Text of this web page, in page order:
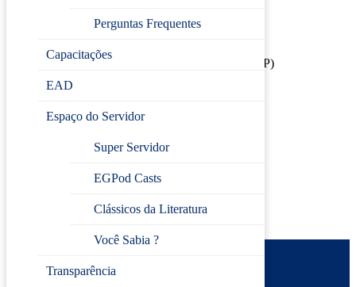
Perguntas Frequentes
Capacitações
EAD
Espaço do Servidor
Super Servidor
EGPod Casts
Clássicos da Literatura
Você Sabia ?
Transparência
📍 Modalidade: Presencial
🏫 Local: Escola de Gestão Pública de Jundiaí (EGP)
🕒 Horário: 14h às 17h00
⏳ Carga horária: 3 horas/aula
Prefeitura de Jundiaí